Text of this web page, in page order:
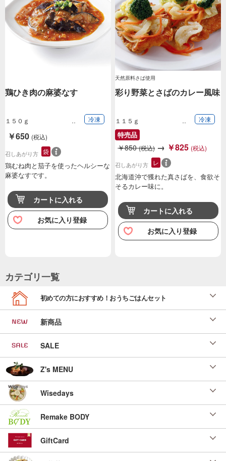
鶏ひき肉の麻婆なす
１５０ｇ 冷凍
￥650 (税込)
召しあがり方 袋
鶏むね肉と茄子を使ったヘルシーな
麻婆なすです。
カートに入れる
お気に入り登録
天然原料さば使用
彩り野菜とさばのカレー風味
１１５ｇ 冷凍
特売品
￥850(税込)→ ￥825 (税込)
召しあがり方 レ
北海道沖で獲れた真さばを、食欲そ
そるカレー味に。
カートに入れる
お気に入り登録
カテゴリ一覧
初めての方におすすめ！おうちごはんセット
新商品
SALE
Z's MENU
Wisedays
Remake BODY
GiftCard